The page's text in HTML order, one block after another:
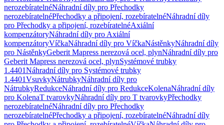
nerozebíratelnéNáhradní díly pro Přechodky
nerozebíratelnéPřechodky a připojení, rozebíratelnéNáhradní díly
pro Přechodky a připojení, rozebíratelnéAxiální
kompenzátoryNáhradní díly pro Axiální
kompenzátoryVíčkaNáhradní díly pro VíčkaNástěnkyNáhradní díly
pro NástěnkyGeberit Mapress nerezová ocel, plynNáhradní díly pro
Geberit Mapress nerezová ocel, plynSystémové trubky
1.4401Náhradní díly pro Systémové trubky
1.4401VsuvkyNátrubkyNáhradní díly pro
NátrubkyRedukceNáhradní díly pro RedukceKolenaNáhradní díly
pro KolenaT tvarovkyNáhradní díly pro T tvarovkyPřechodky
nerozebíratelnéNáhradní díly pro Přechodky
nerozebíratelnéPřechodky a připojení, rozebíratelnéNáhradní díly